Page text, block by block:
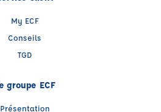
My ECF
Conseils
TGD
groupe ECF
Présentation